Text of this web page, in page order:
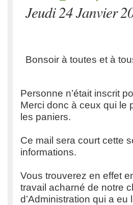
Jeudi 24 Janvier
Bonsoir à toutes et à
Personne n’était inscrit
Merci donc à ceux qui le
les paniers.
Ce mail sera court cette
informations.
Vous trouverez en effet
travail acharné de notre
d’Administration qui a